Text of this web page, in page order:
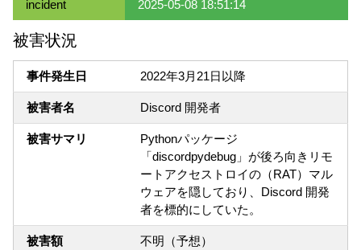
incident 2025-05-08 18:51:14
被害状況
事件発生日 2022年3月21日以降
被害者名 Discord 開発者
被害サマリ
Pythonパッケージ
「discordpydebug」が後ろ向きリモ
ートアクセストロイの（RAT）マル
ウェアを隠しており、Discord 開発
者を標的にしていた。
被害額 不明（予想）